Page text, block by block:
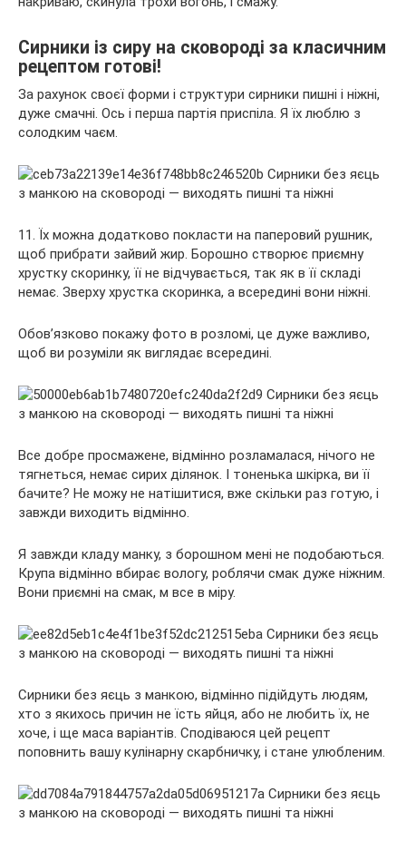
Сирники із сиру на сковороді за класичним
рецептом готові!
За рахунок своєї форми і структури сирники пишні і ніжні,
дуже смачні. Ось і перша партія приспіла. Я їх люблю з
солодким чаєм.
11. Їх можна додатково покласти на паперовий рушник,
щоб прибрати зайвий жир. Борошно створює приємну
хрустку скоринку, її не відчувається, так як в її складі
немає. Зверху хрустка скоринка, а всередині вони ніжні.
Обов’язково покажу фото в розломі, це дуже важливо,
щоб ви розуміли як виглядає всередині.
Все добре просмажене, відмінно розламалася, нічого не
тягнеться, немає сирих ділянок. І тоненька шкірка, ви її
бачите? Не можу не натішитися, вже скільки раз готую, і
завжди виходить відмінно.
Я завжди кладу манку, з борошном мені не подобаються.
Крупа відмінно вбирає вологу, роблячи смак дуже ніжним.
Вони приємні на смак, м все в міру.
Сирники без яєць з манкою, відмінно підійдуть людям,
хто з якихось причин не їсть яйця, або не любить їх, не
хоче, і ще маса варіантів. Сподіваюся цей рецепт
поповнить вашу кулінарну скарбничку, і стане улюбленим.